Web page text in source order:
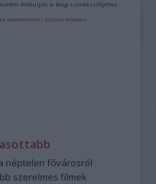
forduljon a blog szerkesztőjéhez.
adatvédelmi tájékoztatóban
néptelen fővárosról
szerelmes filmek